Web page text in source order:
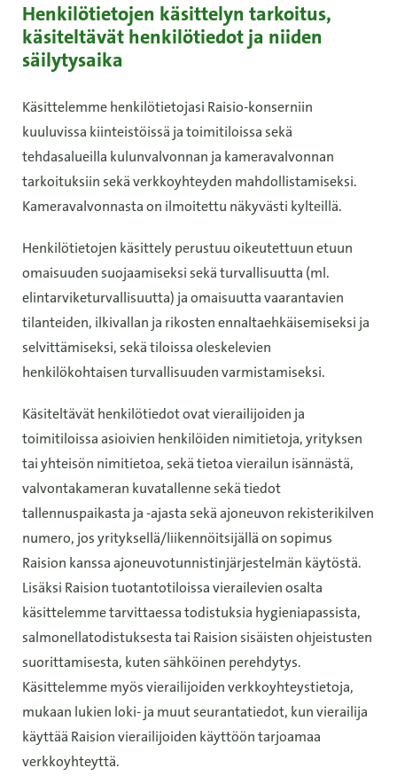
Henkilötietojen käsittelyn tarkoitus,
käsiteltävät henkilötiedot ja niiden
säilytysaika
Käsittelemme henkilötietojasi Raisio-konserniin
kuuluvissa kiinteistöissä ja toimitiloissa sekä
tehdasalueilla kulunvalvonnan ja kameravalvonnan
tarkoituksiin sekä verkkoyhteyden mahdollistamiseksi.
Kameravalvonnasta on ilmoitettu näkyvästi kylteillä.
Henkilötietojen käsittely perustuu oikeutettuun etuun
omaisuuden suojaamiseksi sekä turvallisuutta (ml.
elintarviketurvallisuutta) ja omaisuutta vaarantavien
tilanteiden, ilkivallan ja rikosten ennaltaehkäisemiseksi ja
selvittämiseksi, sekä tiloissa oleskelevien
henkilökohtaisen turvallisuuden varmistamiseksi.
Käsiteltävät henkilötiedot ovat vierailijoiden ja
toimitiloissa asioivien henkilöiden nimitietoja, yrityksen
tai yhteisön nimitietoa, sekä tietoa vierailun isännästä,
valvontakameran kuvatallenne sekä tiedot
tallennuspaikasta ja -ajasta sekä ajoneuvon rekisterikilven
numero, jos yrityksellä/liikennöitsijällä on sopimus
Raision kanssa ajoneuvotunnistinjärjestelmän käytöstä.
Lisäksi Raision tuotantotiloissa vierailevien osalta
käsittelemme tarvittaessa todistuksia hygieniapassista,
salmonellatodistuksesta tai Raision sisäisten ohjeistusten
suorittamisesta, kuten sähköinen perehdytys.
Käsittelemme myös vierailijoiden verkkoyhteystietoja,
mukaan lukien loki- ja muut seurantatiedot, kun vierailija
käyttää Raision vierailijoiden käyttöön tarjoamaa
verkkoyhteyttä.